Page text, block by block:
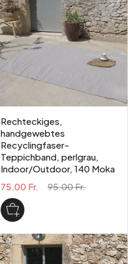
Rechteckiges,
handgewebtes
Recyclingfaser-
Teppichband, perlgrau,
Indoor/Outdoor, 140 Moka
75.00 Fr.
95.00 Fr.